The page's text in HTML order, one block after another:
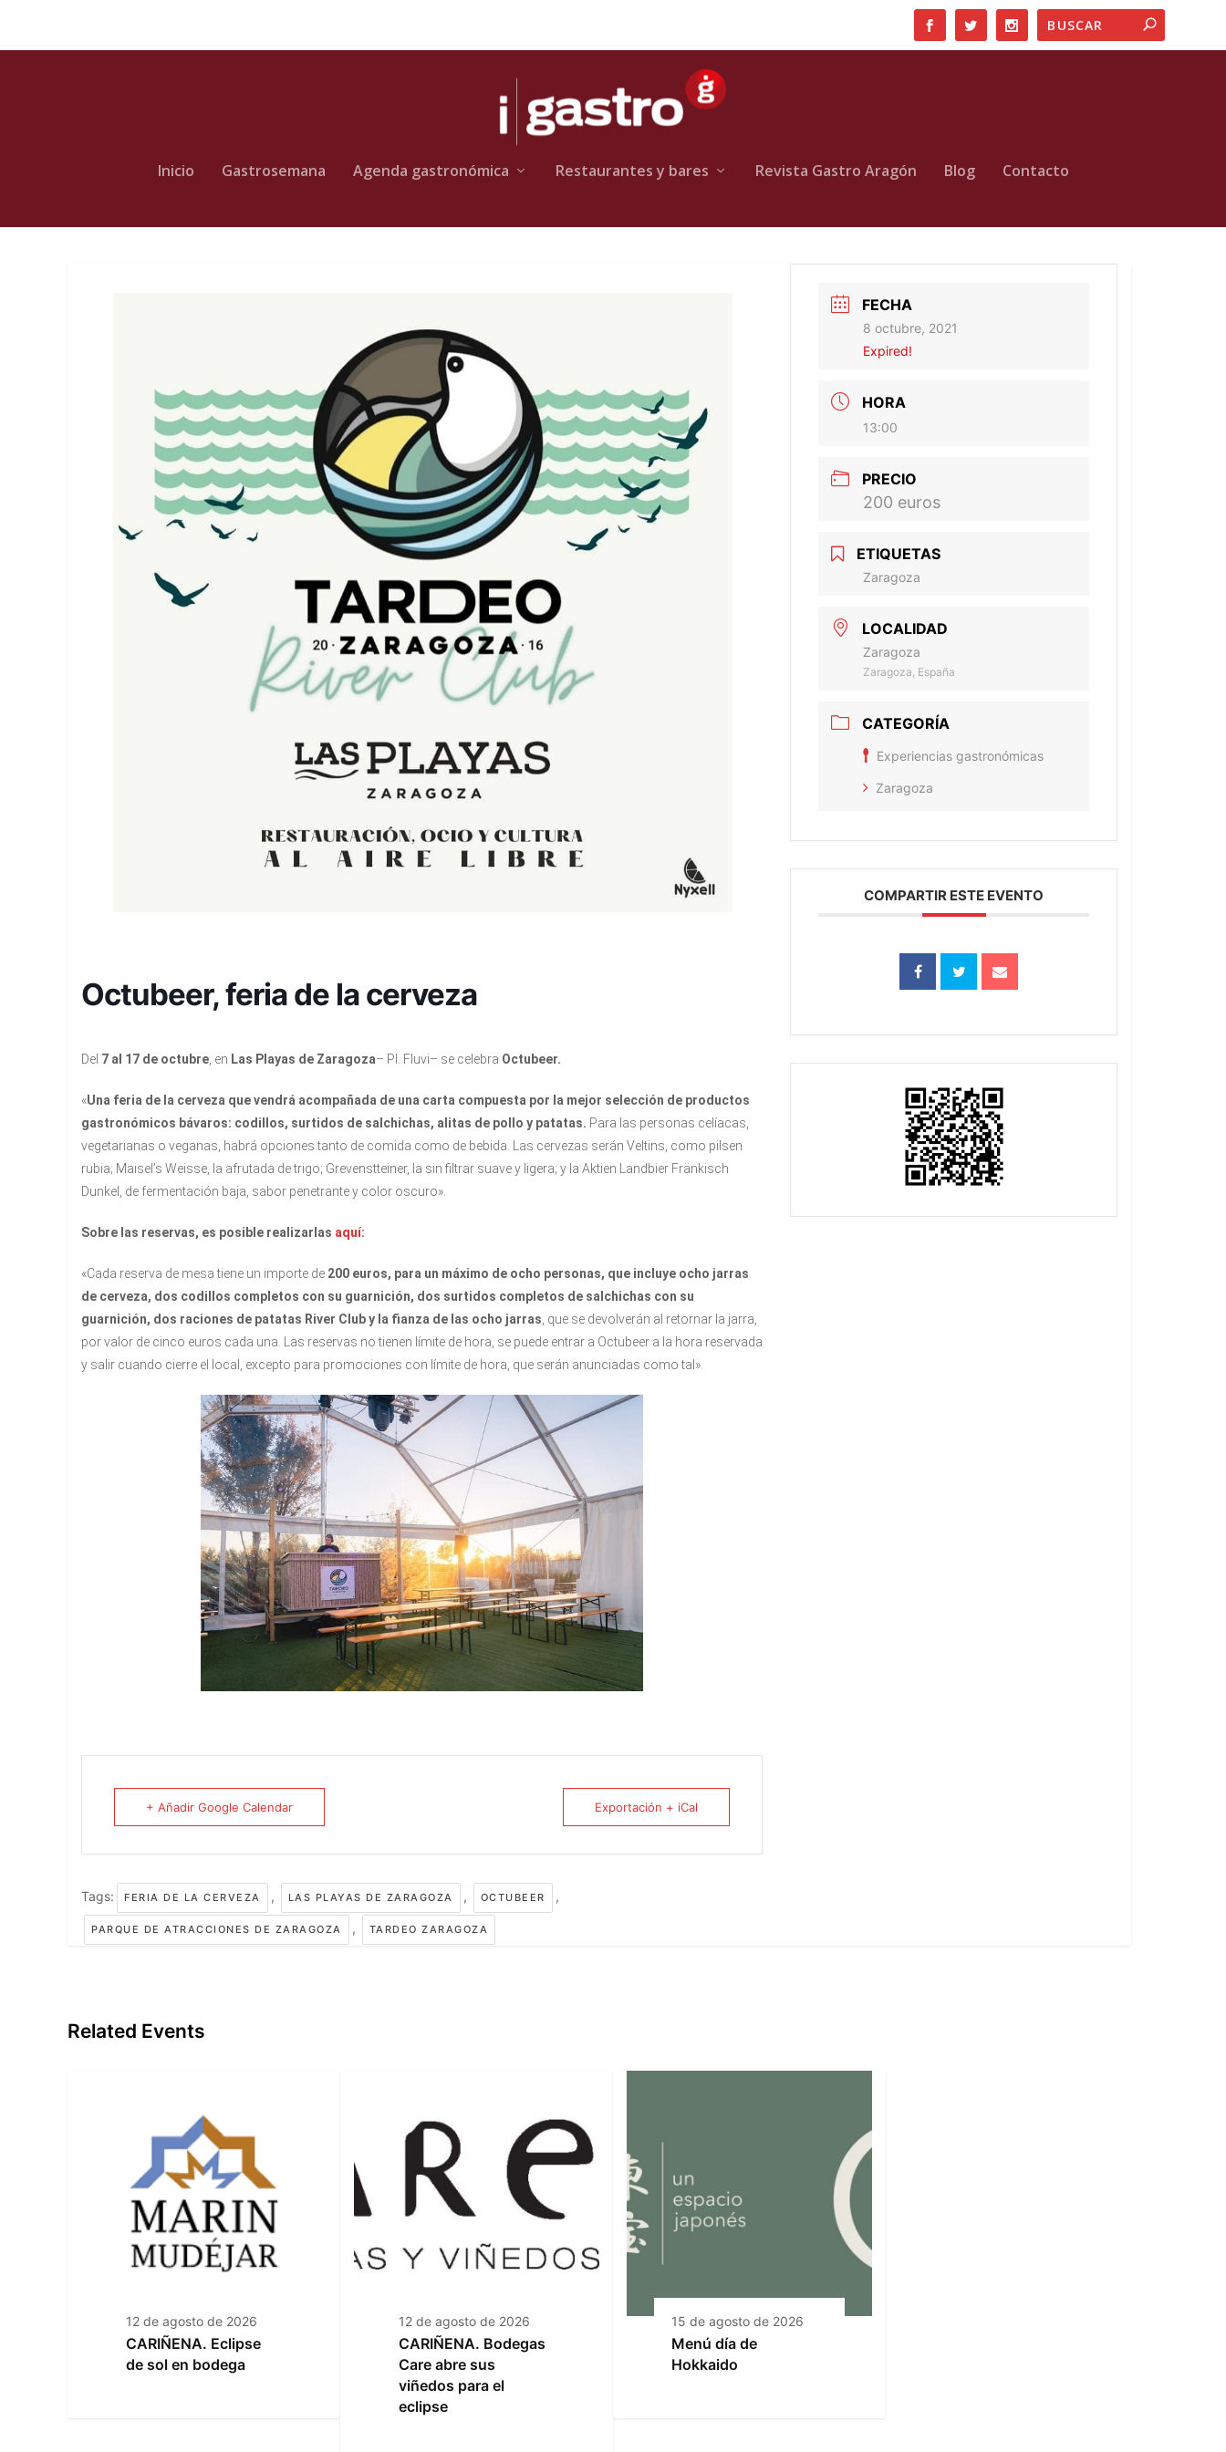
Inicio Gastrosemana Agenda gastronómica Restaurantes y bares Revista Gastro Aragón Blog Contacto
Octubeer, feria de la cerveza
Del 7 al 17 de octubre, en Las Playas de Zaragoza– Pl. Fluvi– se celebra Octubeer.
«Una feria de la cerveza que vendrá acompañada de una carta compuesta por la mejor selección de productos
gastronómicos bávaros: codillos, surtidos de salchichas, alitas de pollo y patatas. Para las personas celíacas,
vegetarianas o veganas, habrá opciones tanto de comida como de bebida. Las cervezas serán Veltins, como pilsen
rubia; Maisel’s Weisse, la afrutada de trigo; Grevenstteiner, la sin filtrar suave y ligera; y la Aktien Landbier Fränkisch
Dunkel, de fermentación baja, sabor penetrante y color oscuro».
Sobre las reservas, es posible realizarlas aquí:
«Cada reserva de mesa tiene un importe de 200 euros, para un máximo de ocho personas, que incluye ocho jarras
de cerveza, dos codillos completos con su guarnición, dos surtidos completos de salchichas con su
guarnición, dos raciones de patatas River Club y la fianza de las ocho jarras, que se devolverán al retornar la jarra,
por valor de cinco euros cada una. Las reservas no tienen límite de hora, se puede entrar a Octubeer a la hora reservada
y salir cuando cierre el local, excepto para promociones con límite de hora, que serán anunciadas como tal».
+ Añadir Google Calendar Exportación + iCal
Tags: FERIA DE LA CERVEZA , LAS PLAYAS DE ZARAGOZA , OCTUBEER ,
PARQUE DE ATRACCIONES DE ZARAGOZA , TARDEO ZARAGOZA
FECHA
8 octubre, 2021
Expired!
HORA
13:00
PRECIO
200 euros
ETIQUETAS
Zaragoza
LOCALIDAD
Zaragoza
Zaragoza, España
CATEGORÍA
Experiencias gastronómicas
Zaragoza
COMPARTIR ESTE EVENTO
Related Events
12 de agosto de 2026
CARIÑENA. Eclipse
de sol en bodega
12 de agosto de 2026
CARIÑENA. Bodegas
Care abre sus
viñedos para el
eclipse
15 de agosto de 2026
Menú día de
Hokkaido